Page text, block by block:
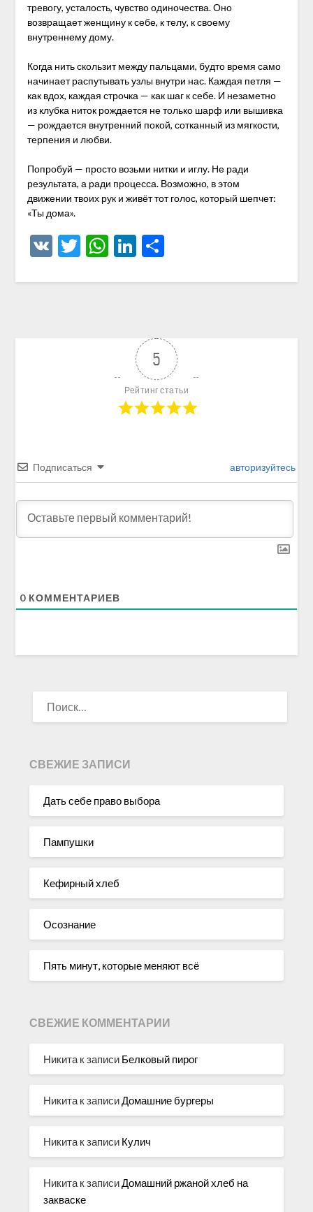
тревогу, усталость, чувство одиночества. Оно
возвращает женщину к себе, к телу, к своему
внутреннему дому.
Когда нить скользит между пальцами, будто время само
начинает распутывать узлы внутри нас. Каждая петля —
как вдох, каждая строчка — как шаг к себе. И незаметно
из клубка ниток рождается не только шарф или вышивка
— рождается внутренний покой, сотканный из мягкости,
терпения и любви.
Попробуй — просто возьми нитки и иглу. Не ради
результата, а ради процесса. Возможно, в этом
движении твоих рук и живёт тот голос, который шепчет:
«Ты дома».
VKTwitter
WhatsApp
LinkedIn
Отправить
5
Рейтинг статьи
Подписаться авторизуйтесь
0 КОММЕНТАРИЕВ
СВЕЖИЕ ЗАПИСИ
Дать себе право выбора
Пампушки
Кефирный хлеб
Осознание
Пять минут, которые меняют всё
СВЕЖИЕ КОММЕНТАРИИ
Никита к записи Белковый пирог
Никита к записиДомашние бургеры
Никита к записи Кулич
Никита к записиДомашний ржаной хлеб на
закваске